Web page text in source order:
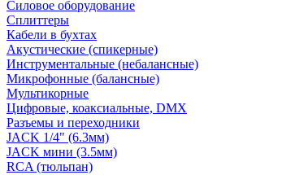
Силовое оборудование
Сплиттеры
Кабели в бухтах
Акустические (спикерные)
Инструментальные (небалансные)
Микрофонные (балансные)
Мультикорные
Цифровые, коаксиальные, DMX
Разъемы и переходники
JACK 1/4" (6.3мм)
JACK мини (3.5мм)
RCA (тюльпан)